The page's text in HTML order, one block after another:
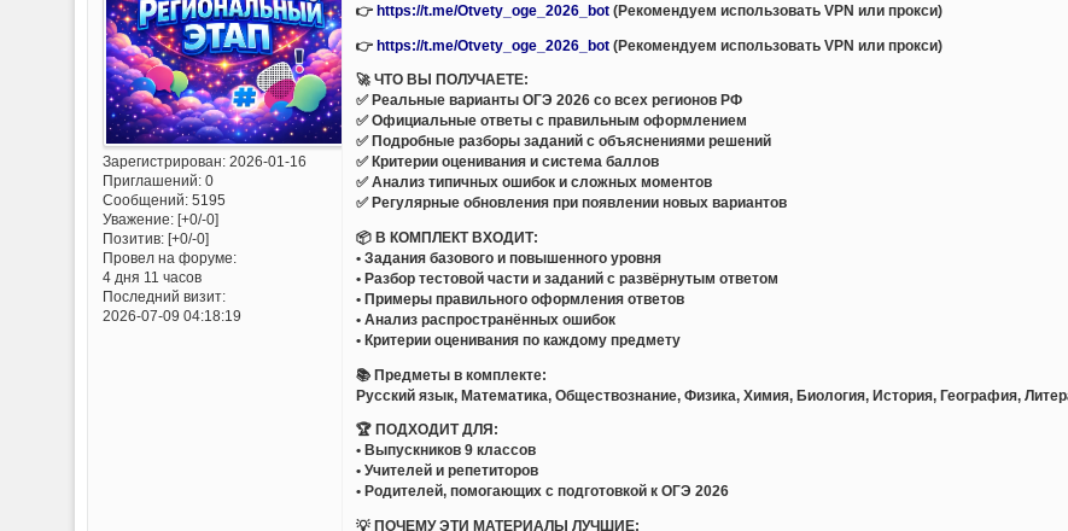
Зарегистрирован: 2026-01-16
Приглашений:0
Сообщений:5195
Уважение: [+0/-0]
Позитив: [+0/-0]
Провел на форуме:
4 дня 11 часов
Последний визит:
2026-07-09 04:18:19
👉 https://t.me/Otvety_oge_2026_bot (Рекомендуем использовать VPN или прокси)
👉https://t.me/Otvety_oge_2026_bot (Рекомендуем использовать VPN или прокси)
🚀 ЧТО ВЫ ПОЛУЧАЕТЕ:
✅ Реальные варианты ОГЭ 2026 со всех регионов РФ
✅ Официальные ответы с правильным оформлением
✅ Подробные разборы заданий с объяснениями решений
✅ Критерии оценивания и система баллов
✅ Анализ типичных ошибок и сложных моментов
✅ Регулярные обновления при появлении новых вариантов
📦 В КОМПЛЕКТ ВХОДИТ:
• Задания базового и повышенного уровня
• Разбор тестовой части и заданий с развёрнутым ответом
• Примеры правильного оформления ответов
• Анализ распространённых ошибок
• Критерии оценивания по каждому предмету
📚 Предметы в комплекте:
Русский язык, Математика, Обществознание, Физика, Химия, Биология, История, География,
🏆 ПОДХОДИТ ДЛЯ:
• Выпускников 9 классов
• Учителей и репетиторов
• Родителей, помогающих с подготовкой к ОГЭ 2026
💡 ПОЧЕМУ ЭТИ МАТЕРИАЛЫ ЛУЧШИЕ: